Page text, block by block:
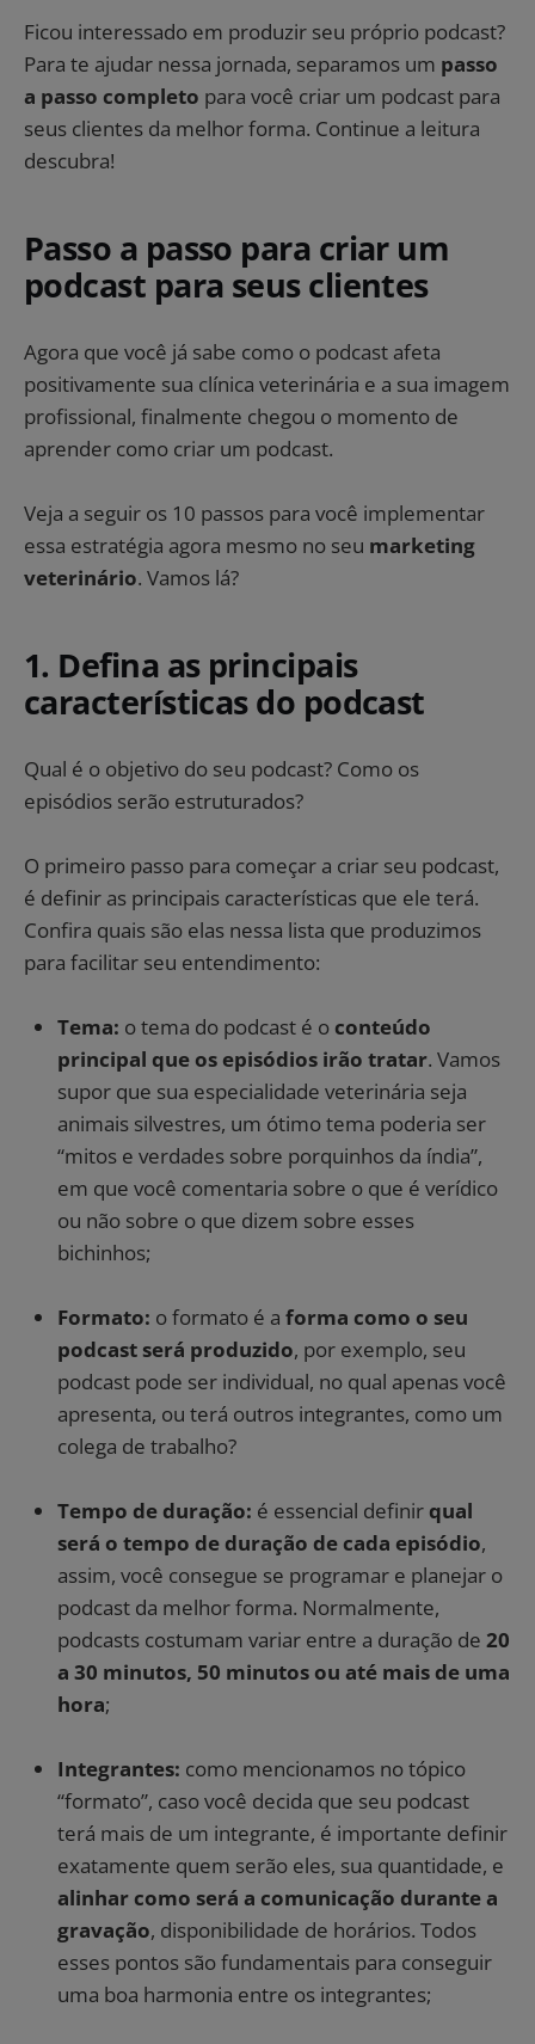
Ficou interessado em produzir seu próprio podcast?
Para te ajudar nessa jornada, separamos um passo
a passo completo para você criar um podcast para
seus clientes da melhor forma. Continue a leitura
descubra!
Passo a passo para criar um
podcast para seus clientes
Agora que você já sabe como o podcast afeta
positivamente sua clínica veterinária e a sua imagem
profissional, finalmente chegou o momento de
aprender como criar um podcast.
Veja a seguir os 10 passos para você implementar
essa estratégia agora mesmo no seu marketing
veterinário. Vamos lá?
1. Defina as principais
características do podcast
Qual é o objetivo do seu podcast? Como os
episódios serão estruturados?
O primeiro passo para começar a criar seu podcast,
é definir as principais características que ele terá.
Confira quais são elas nessa lista que produzimos
para facilitar seu entendimento:
Tema: o tema do podcast é o conteúdo
principal que os episódios irão tratar. Vamos
supor que sua especialidade veterinária seja
animais silvestres, um ótimo tema poderia ser
“mitos e verdades sobre porquinhos da índia”,
em que você comentaria sobre o que é verídico
ou não sobre o que dizem sobre esses
bichinhos;
Formato: o formato é a forma como o seu
podcast será produzido, por exemplo, seu
podcast pode ser individual, no qual apenas você
apresenta, ou terá outros integrantes, como um
colega de trabalho?
Tempo de duração: é essencial definir qual
será o tempo de duração de cada episódio,
assim, você consegue se programar e planejar o
podcast da melhor forma. Normalmente,
podcasts costumam variar entre a duração de 20
a 30 minutos, 50 minutos ou até mais de uma
hora;
Integrantes: como mencionamos no tópico
“formato”, caso você decida que seu podcast
terá mais de um integrante, é importante definir
exatamente quem serão eles, sua quantidade, e
alinhar como será a comunicação durante a
gravação, disponibilidade de horários. Todos
esses pontos são fundamentais para conseguir
uma boa harmonia entre os integrantes;